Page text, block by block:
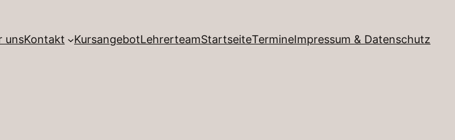
unsKontakt KursangebotLehrerteamStartseiteTermineImpressum & Datenschutz